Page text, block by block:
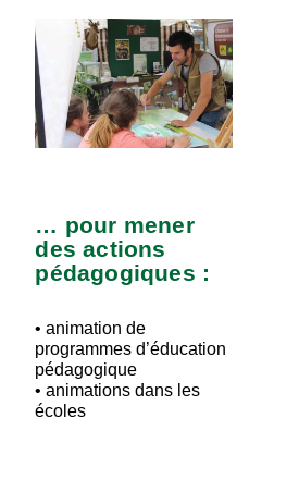
… pour mener
des actions
pédagogiques :
• animation de
programmes d’éducation
pédagogique
• animations dans les
écoles